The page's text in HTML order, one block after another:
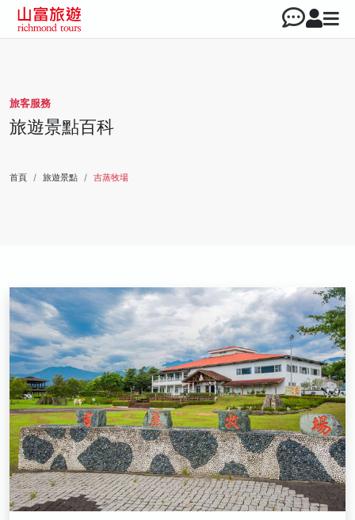
旅客服務
旅遊景點百科
首頁 旅遊景點 吉蒸牧場